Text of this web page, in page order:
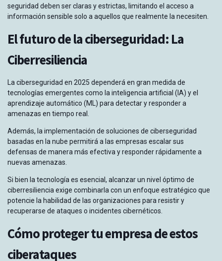
seguridad deben ser claras y estrictas, limitando el acceso a
información sensible solo a aquellos que realmente la necesiten.
El futuro de la ciberseguridad: La
Ciberresiliencia
La ciberseguridad en 2025 dependerá en gran medida de
tecnologías emergentes como la inteligencia artificial (IA) y el
aprendizaje automático (ML) para detectar y responder a
amenazas en tiempo real.
Además, la implementación de soluciones de ciberseguridad
basadas en la nube permitirá a las empresas escalar sus
defensas de manera más efectiva y responder rápidamente a
nuevas amenazas.
Si bien la tecnología es esencial, alcanzar un nivel óptimo de
ciberresiliencia exige combinarla con un enfoque estratégico que
potencie la habilidad de las organizaciones para resistir y
recuperarse de ataques o incidentes cibernéticos.
Cómo proteger tu empresa de estos
ciberataques